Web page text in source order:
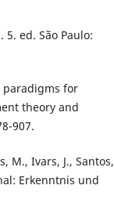
ed. São Paulo:
paradigms for
theory and
907.
M., Ivars, J., Santos,
Erkenntnis und